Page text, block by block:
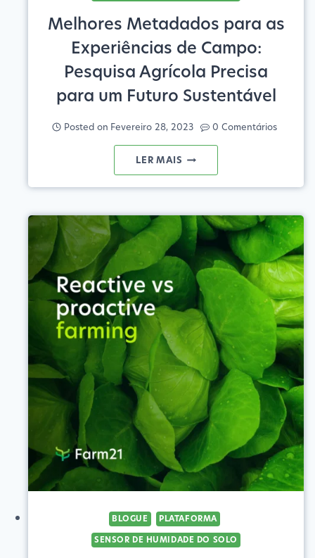
Melhores Metadados para as
Experiências de Campo:
Pesquisa Agrícola Precisa
para um Futuro Sustentável
Posted on Fevereiro 28, 2023 0 Comentários
LER MAIS MELHORES
METADADOS
AS
EXPERIÊNCIAS
DE
CAMPO:
PESQUISA
AGRÍCOLA
PRECISA
PARA
UM
FUTURO
SUSTENTÁVEL
BLOGUE
PLATAFORMA
SENSOR DE HUMIDADE DO SOLO